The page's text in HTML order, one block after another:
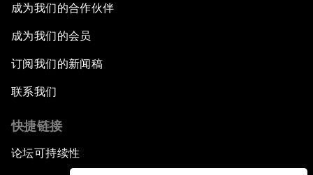
成为我们的合作伙伴
成为我们的会员
订阅我们的新闻稿
联系我们
快捷链接
论坛可持续性